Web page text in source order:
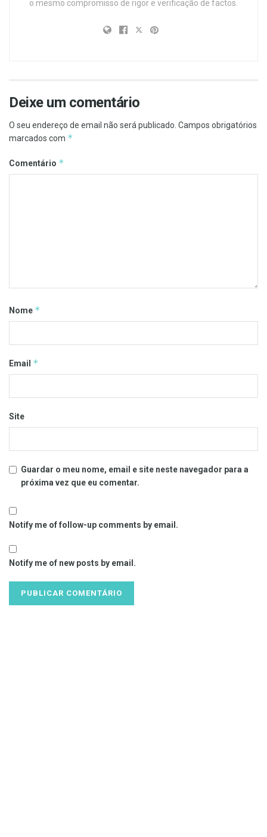
o mesmo compromisso de rigor e verificação de factos.
Deixe um comentário
O seu endereço de email não será publicado. Campos obrigatórios
marcados com *
Comentário *
Nome *
Email *
Site
Guardar o meu nome, email e site neste navegador para a
próxima vez que eu comentar.
Notify me of follow-up comments by email.
Notify me of new posts by email.